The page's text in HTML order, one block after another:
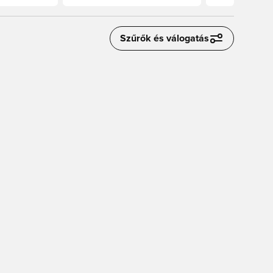
Szűrők és válogatás